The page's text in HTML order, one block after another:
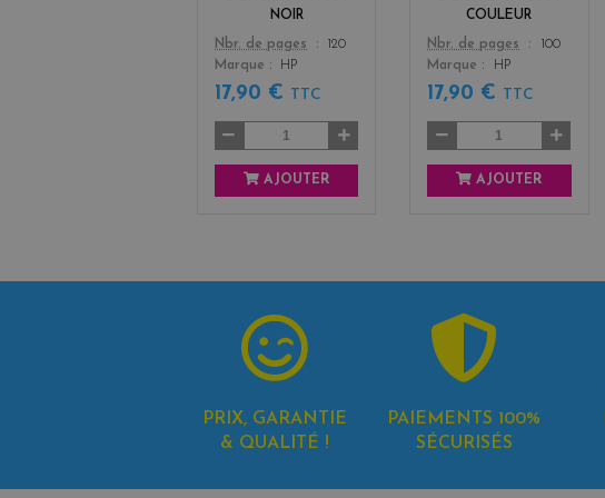
NOIR
Color
Nbr. de pages
120
Marque
HP
17,90 € TTC
AJOUTER
COULEUR
Color
Nbr. de pages
100
Marque
HP
17,90 € TTC
AJOUTER
PRIX, GARANTIE
& QUALITÉ !
PAIEMENTS 100%
SÉCURISÉS